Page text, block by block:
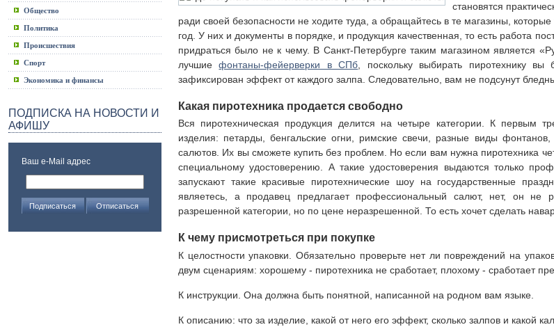
Общество
Политика
Происшествия
Спорт
Экономика и финансы
ПОДПИСКА НА НОВОСТИ И
АФИШУ
Ваш e-Mail адрес
становятся
ради своей безопасности не ходите туда, а обращайтесь в те магазины,
год. У них и документы в порядке, и продукция качественная, то есть работа
придраться было не к чему. В Санкт-Петербурге таким магазином является
лучшиефонтаны-фейерверки в СПб , поскольку выбирать пиротехнику
зафиксирован эффект от каждого залпа. Следовательно, вам не подсунут
Какая пиротехника продается свободно
Вся пиротехническая продукция делится на четыре категории. К первым
изделия: петарды, бенгальские огни, римские свечи, разные виды
салютов. Их вы сможете купить без проблем. Но если вам нужна пиротехника
специальному удостоверению. А такие удостоверения выдаются только
запускают такие красивые пиротехнические шоу на государственные
являетесь, а продавец предлагает профессиональный салют, нет, он не
разрешенной категории, но по цене неразрешенной. То есть хочет сделать
К чему присмотреться при покупке
К целостности упаковки. Обязательно проверьте нет ли повреждений на
двум сценариям: хорошему - пиротехника не сработает, плохому - сработает
К инструкции. Она должна быть понятной, написанной на родном вам языке.
К описанию: что за изделие, какой от него его эффект, сколько залпов и какой